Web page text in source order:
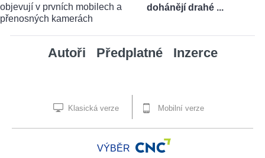
dohánějí drahé ...
Autoři Předplatné Inzerce
Klasická verze Mobilní verze
VÝBĚR